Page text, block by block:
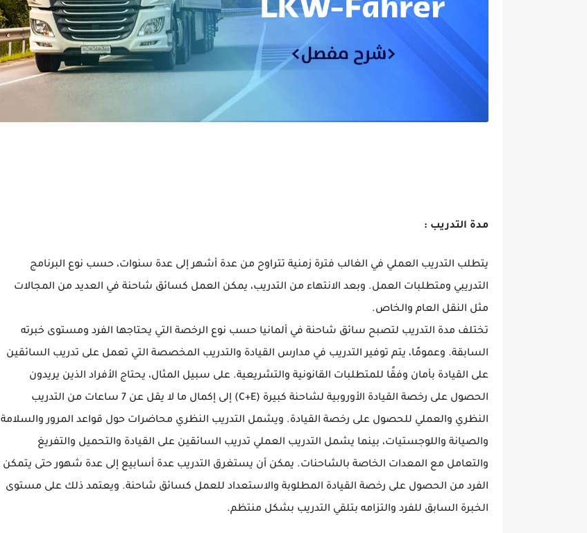
مدة التدريب :
يتطلب التدريب العملي في الغالب فترة زمنية تتراوح من عدة أشهر إلى عدة سنوات، حسب نوع البرنامج
التدريبي ومتطلبات العمل. وبعد الانتهاء من التدريب، يمكن العمل كسائق شاحنة في العديد من المجالات
مثل النقل العام والخاص.
تختلف مدة التدريب لتصبح سائق شاحنة في ألمانيا حسب نوع الرخصة التي يحتاجها الفرد ومستوى خبرته
السابقة. وعمومًا، يتم توفير التدريب في مدارس القيادة والتدريب المخصصة التي تعمل على تدريب السائقين
على القيادة بأمان وفقًا للمتطلبات القانونية والتشريعية. على سبيل المثال، يحتاج الأفراد الذين يريدون
الحصول على رخصة القيادة الأوروبية لشاحنة كبيرة (C+E) إلى إكمال ما لا يقل عن 7 ساعات من التدريب
النظري والعملي للحصول على رخصة القيادة. ويشمل التدريب النظري محاضرات حول قواعد المرور والسلامة
والصيانة واللوجستيات، بينما يشمل التدريب العملي تدريب السائقين على القيادة والتحميل والتفريغ
والتعامل مع المعدات الخاصة بالشاحنات. يمكن أن يستغرق التدريب عدة أسابيع إلى عدة شهور حتى يتمكن
الفرد من الحصول على رخصة القيادة المطلوبة والاستعداد للعمل كسائق شاحنة. ويعتمد ذلك على مستوى
الخبرة السابق للفرد والتزامه بتلقي التدريب بشكل منتظم.